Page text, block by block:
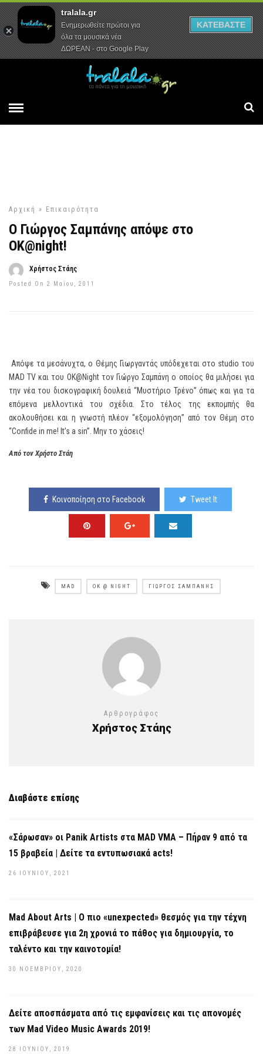
Αρχική Συνεντεύξεις Ρεπορτάζ
Αρχική » Επικαιρότητα
Ο Γιώργος Σαμπάνης απόψε στο
OK@night!
Χρήστος Στάης
Posted On 2 Μαΐου, 2011
Απόψε τα μεσάνυχτα, ο Θέμης Γιωργαντάς υπόδεχεται στο studio του
MAD TV και του OK@Night τον Γιώργο Σαμπάνη ο οποίος θα μιλήσει για
την νέα του δισκογραφική δουλειά “Μυστήριο Τρένο” όπως και για τα
επόμενα μελλοντικά του σχέδια. Στο τέλος της εκπομπής θα
ακολουθήσει και η γνωστή πλέον “εξομολόγηση” από τον Θέμη στο
“Confide in me! It’s a sin”. Μην το χάσεις!
Από τον Χρήστο Στάη
Κοινοποίηση στο Facebook Tweet It
MAD OK @ NIGHT ΓΙΏΡΓΟΣ ΣΑΜΠΆΝΗΣ
Αρθρογράφος
Χρήστος Στάης
Διαβάστε επίσης
«Σάρωσαν» οι Panik Artists στα MAD VΜΑ – Πήραν 9 από τα
15 βραβεία | Δείτε τα εντυπωσιακά acts!
26 ΙΟΥΝΊΟΥ, 2021
Mad About Arts | Ο πιο «unexpected» θεσμός για την τέχνη
επιβράβευσε για 2η χρονιά το πάθος για δημιουργία, το
ταλέντο και την καινοτομία!
30 ΝΟΕΜΒΡΊΟΥ, 2020
Δείτε αποσπάσματα από τις εμφανίσεις και τις απονομές
των Mad Video Music Awards 2019!
28 ΙΟΥΝΊΟΥ, 2019
tralala.gr
Ενημερωθείτε πρώτοι για
όλα τα μουσικά νέα
ΔΩΡΕΑΝ - στο Google Play
ΚΑΤΕΒΑΣΤΕ